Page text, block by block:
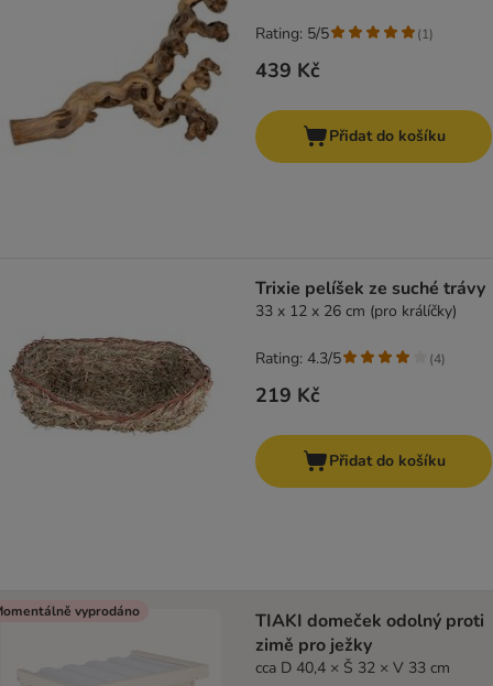
439 Kč
Rating: 5/5 (1)
Přidat do košíku
Trixie pelíšek ze suché trávy
33 x 12 x 26 cm (pro králíčky)
219 Kč
Rating: 4.3/5 (4)
Přidat do košíku
vyprodáno
TIAKI domeček odolný proti
zimě pro ježky
cca D 40,4 × Š 32 × V 33 cm